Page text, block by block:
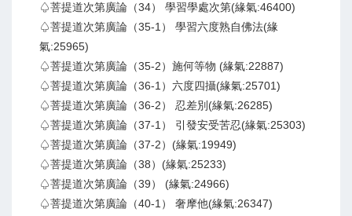
♤菩提道次第廣論（34） 學習學處次第(緣氣:46400)
♤菩提道次第廣論（35-1） 學習六度熟自佛法(緣
氣:25965)
♤菩提道次第廣論（35-2）施何等物 (緣氣:22887)
♤菩提道次第廣論（36-1）六度四攝(緣氣:25701)
♤菩提道次第廣論（36-2） 忍差別(緣氣:26285)
♤菩提道次第廣論（37-1） 引發安受苦忍(緣氣:25303)
♤菩提道次第廣論（37-2）(緣氣:19949)
♤菩提道次第廣論（38）(緣氣:25233)
♤菩提道次第廣論（39） (緣氣:24966)
♤菩提道次第廣論（40-1） 奢摩他(緣氣:26347)